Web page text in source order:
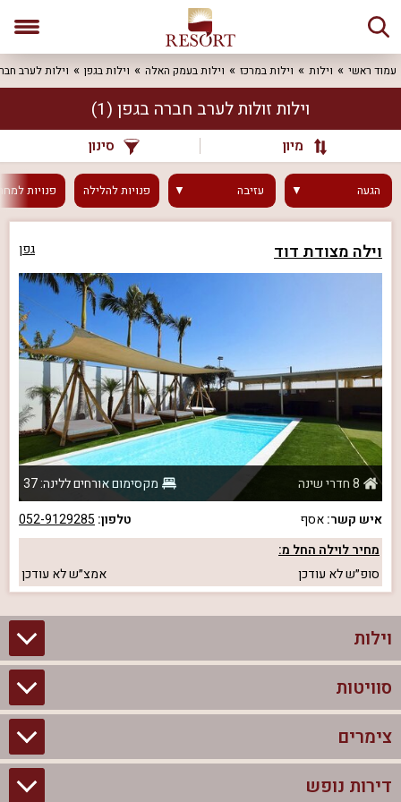
עמוד ראשי וילות וילות במרכז וילות בעמק האלה וילות בגפן וילות לערב
וילות זולות לערב חברה בגפן (1)
מיון סינון
הגעה עזיבה פנויותלהלילה פנויות
וילה מצודת דוד גפן
8 חדרי שינה
מקסימום אורחים ללינה: 37
איש קשר:אסף טלפון: 052-9129285
מחיר לוילה החל מ:
סופ״שלא עודכן אמצ״שלא עודכן
וילות
וילות בצפון
וילות להשכרה
סוויטות
סוויטות בצפון
צימרים לזוגות עם בריכה פרטית
צימרים
צימרים בצפון
דירות נופש